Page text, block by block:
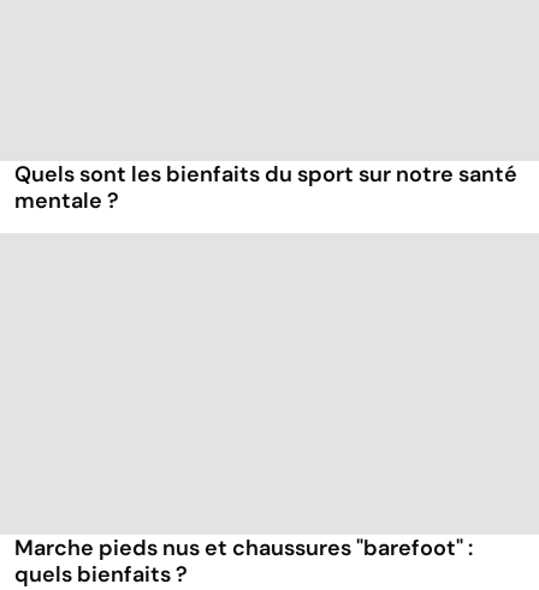
Quels sont les bienfaits du sport sur notre santé
mentale ?
Marche pieds nus et chaussures "barefoot" :
quels bienfaits ?